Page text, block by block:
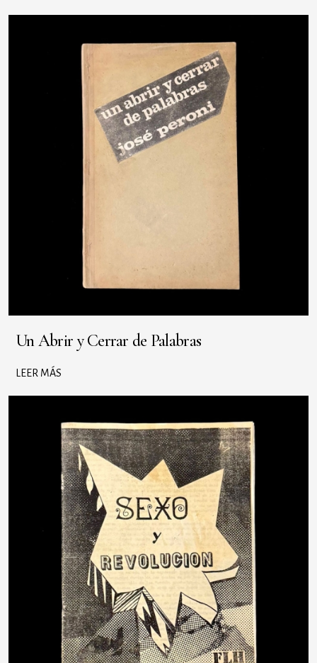
Un Abrir y Cerrar de Palabras
LEER MÁS